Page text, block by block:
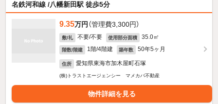
名鉄河和線 /八幡新田駅 徒歩5分
9.35万円 （管理費3,300円）
敷/礼 不要/不要 使用部分面積 35.0㎡
階数/階建 1階/4階建 築年数 50年5ヶ月
住所 愛知県東海市加木屋町石塚
(株)トラストエージェンシー マメカバ不動産
物件詳細を見る